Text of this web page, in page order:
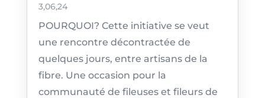
3,06,24
POURQUOI? Cette initiative se veut
une rencontre décontractée de
quelques jours, entre artisans de la
fibre. Une occasion pour la
communauté de fileuses et fileurs de